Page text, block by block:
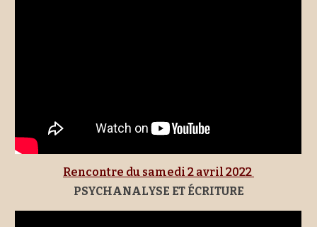
Rencontre du samedi 2 avril 2022
PSYCHANALYSE ET ÉCRITURE